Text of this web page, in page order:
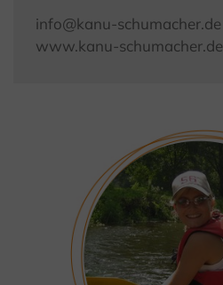
info@kanu-schumacher.de
www.kanu-schumacher.de